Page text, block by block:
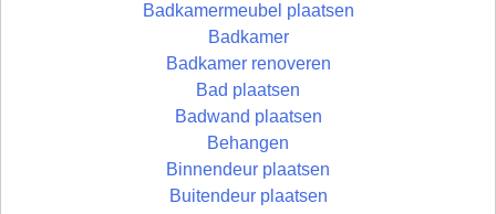
Badkamermeubel plaatsen
Badkamer
Badkamer renoveren
Bad plaatsen
Badwand plaatsen
Behangen
Binnendeur plaatsen
Buitendeur plaatsen